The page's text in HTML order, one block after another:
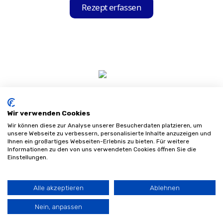
Ihre Krankenkasse, die Produktgruppe und
alle weiteren relevanten Informationen für
Rezept erfassen
Sitemap
Wir verwenden Cookies
Wir können diese zur Analyse unserer Besucherdaten platzieren, um
unsere Webseite zu verbessern, personalisierte Inhalte anzuzeigen und
Ihnen ein großartiges Webseiten-Erlebnis zu bieten. Für weitere
Informationen zu den von uns verwendeten Cookies öffnen Sie die
Einstellungen.
Alle akzeptieren Ablehnen
Nein, anpassen